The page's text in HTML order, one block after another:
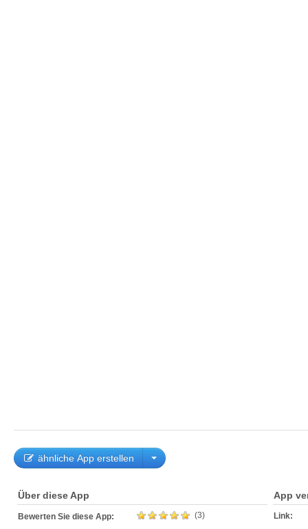
ähnliche App erstellen
Über diese App
Bewerten Sie diese App: (3)
App
Link: